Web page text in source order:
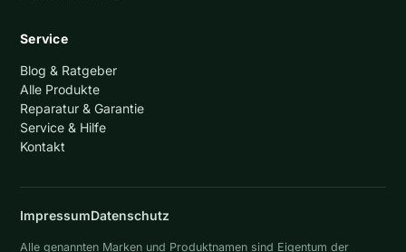
Service
Blog & Ratgeber
Alle Produkte
Reparatur & Garantie
Service & Hilfe
Kontakt
ImpressumDatenschutz
Alle genannten Marken und Produktnamen sind Eigentum der